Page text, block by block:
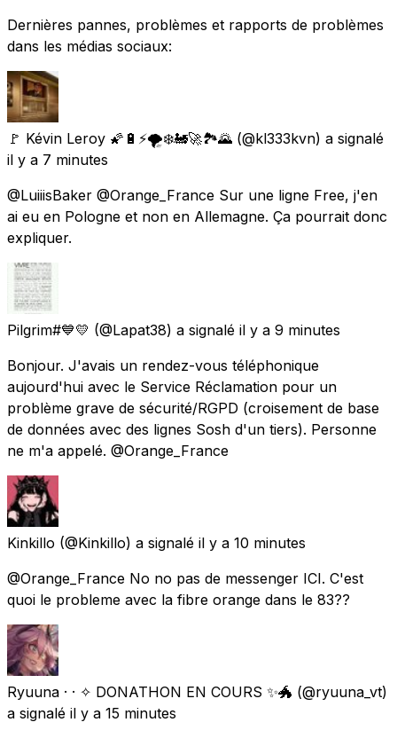
Dernières pannes, problèmes et rapports de problèmes
dans les médias sociaux:
🚩 Kévin Leroy 🌠🔋⚡🌪️❄️🚂🚀🏞️🌄 (@kl333kvn) a signalé
il y a 7 minutes
@LuiiisBaker @Orange_France Sur une ligne Free, j'en
ai eu en Pologne et non en Allemagne. Ça pourrait donc
expliquer.
Pilgrim#💙💛 (@Lapat38) a signalé il y a 9 minutes
Bonjour. J'avais un rendez-vous téléphonique
aujourd'hui avec le Service Réclamation pour un
problème grave de sécurité/RGPD (croisement de base
de données avec des lignes Sosh d'un tiers). Personne
ne m'a appelé. @Orange_France
Kinkillo (@Kinkillo) a signalé il y a 10 minutes
@Orange_France No no pas de messenger ICI. C'est
quoi le probleme avec la fibre orange dans le 83??
Ryuuna · · ✧ DONATHON EN COURS ✨🐲 (@ryuuna_vt)
a signalé il y a 15 minutes